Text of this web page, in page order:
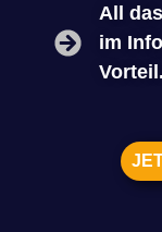
All
im
Vorteil.